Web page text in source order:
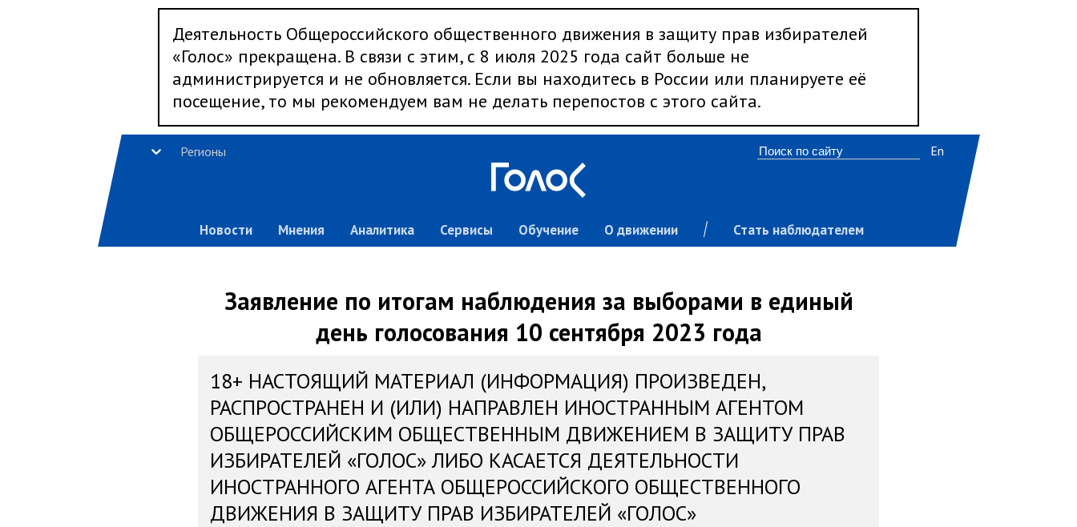
Деятельность Общероссийского общественного движения в защиту прав избирателей
«Голос» прекращена. В связи с этим, с 8 июля 2025 года сайт больше не
администрируется и не обновляется. Если вы находитесь в России или планируете её
посещение, то мы рекомендуем вам не делать перепостов с этого сайта.
Регионы
Новости Мнения Аналитика Сервисы Обучение О движении Стать наблюдателем
En
Заявление по итогам наблюдения за выборами в единый
день голосования 10 сентября 2023 года
18+ НАСТОЯЩИЙ МАТЕРИАЛ (ИНФОРМАЦИЯ) ПРОИЗВЕДЕН,
РАСПРОСТРАНЕН И (ИЛИ) НАПРАВЛЕН ИНОСТРАННЫМ АГЕНТОМ
ОБЩЕРОССИЙСКИМ ОБЩЕСТВЕННЫМ ДВИЖЕНИЕМ В ЗАЩИТУ ПРАВ
ИЗБИРАТЕЛЕЙ «ГОЛОС» ЛИБО КАСАЕТСЯ ДЕЯТЕЛЬНОСТИ
ИНОСТРАННОГО АГЕНТА ОБЩЕРОССИЙСКОГО ОБЩЕСТВЕННОГО
ДВИЖЕНИЯ В ЗАЩИТУ ПРАВ ИЗБИРАТЕЛЕЙ «ГОЛОС»